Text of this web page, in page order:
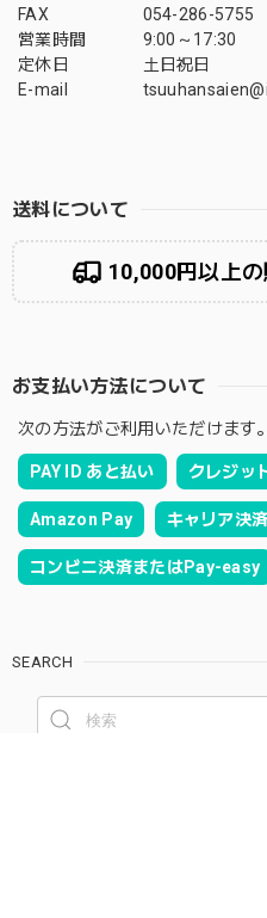
FAX
054-286-5755
営業時間
9:00～17:30
定休日
土日祝日
E-mail
送料について
10,000円以上
お支払い方法について
次の方法がご利用いただけます。
PAY ID あと払い クレジッ
Amazon Pay キャリア決済
コンビニ決済またはPay-easy
SEARCH